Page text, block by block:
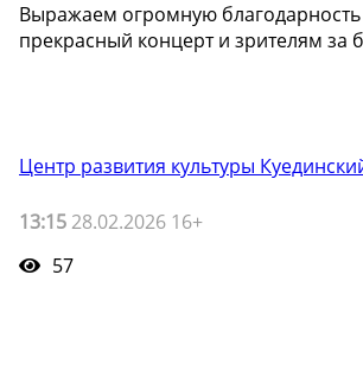
Выражаем огромную благодарность
прекрасный концерт и зрителям за
Центр развития культуры
13:15 28.02.2026 16+
57